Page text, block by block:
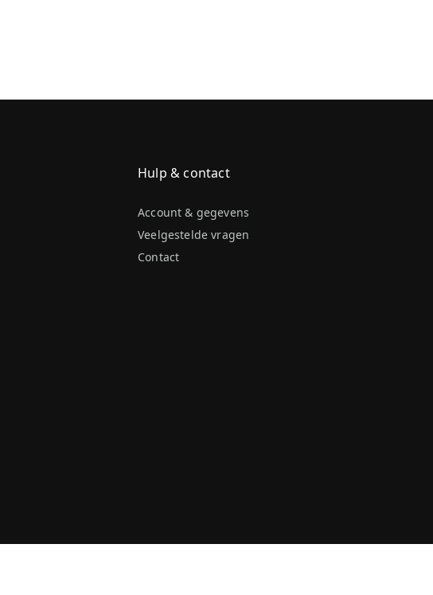
Hulp & contact
Account & gegevens
Veelgestelde vragen
Contact